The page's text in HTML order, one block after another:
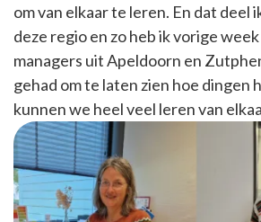
om van elkaar te leren. En dat deel
deze regio en zo heb ik vorige
managers uit Apeldoorn en
gehad om te laten zien hoe dingen
kunnen we heel veel leren van